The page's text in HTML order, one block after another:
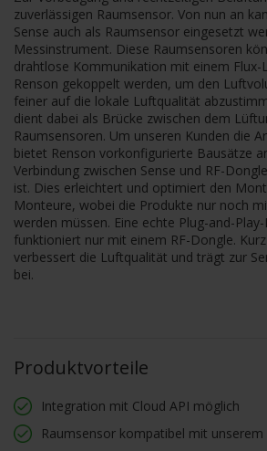
zuverlässigen Raumsensor. Von nun an
Sense auch als Raumsensor eingesetzt
Messinstrument. Diese Raumsensoren
drahtlose Kommunikation mit einem
Renson gekoppelt werden, um den
feiner auf die lokale Luftqualität
dient dabei als Brücke zwischen dem
Raumsensoren. Um unseren Kunden die
bietet Renson vorkonfigurierte Bausätze
Verbindung zwischen Sense und RF-
ist. Dies erleichtert und optimiert den
Monteure, wobei die Produkte nur noch
werden müssen. Eine echte Plug-and-
funktioniert nur mit einem RF-Dongle.
verbessert die Luftqualität und trägt zur
bei.
Produktvorteile
Integration mit Cloud API möglich
Raumsensor kompatibel mit